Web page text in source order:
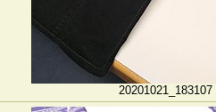
20201021_183107